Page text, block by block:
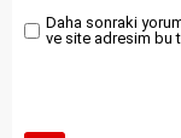
Daha sonraki
ve site adresim bu